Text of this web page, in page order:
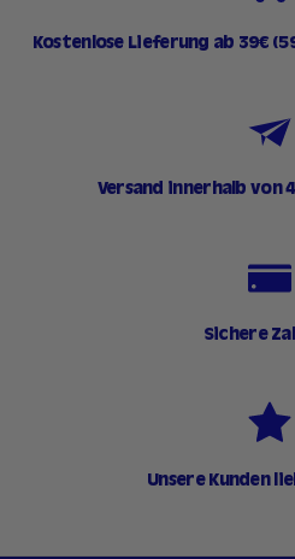
Kostenlose Lieferung ab 39€
Versand innerhalb von
Sichere
Unsere Kunden